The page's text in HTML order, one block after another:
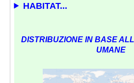
HABITAT...
DISTRIBUZIONE IN BASE
UMANE